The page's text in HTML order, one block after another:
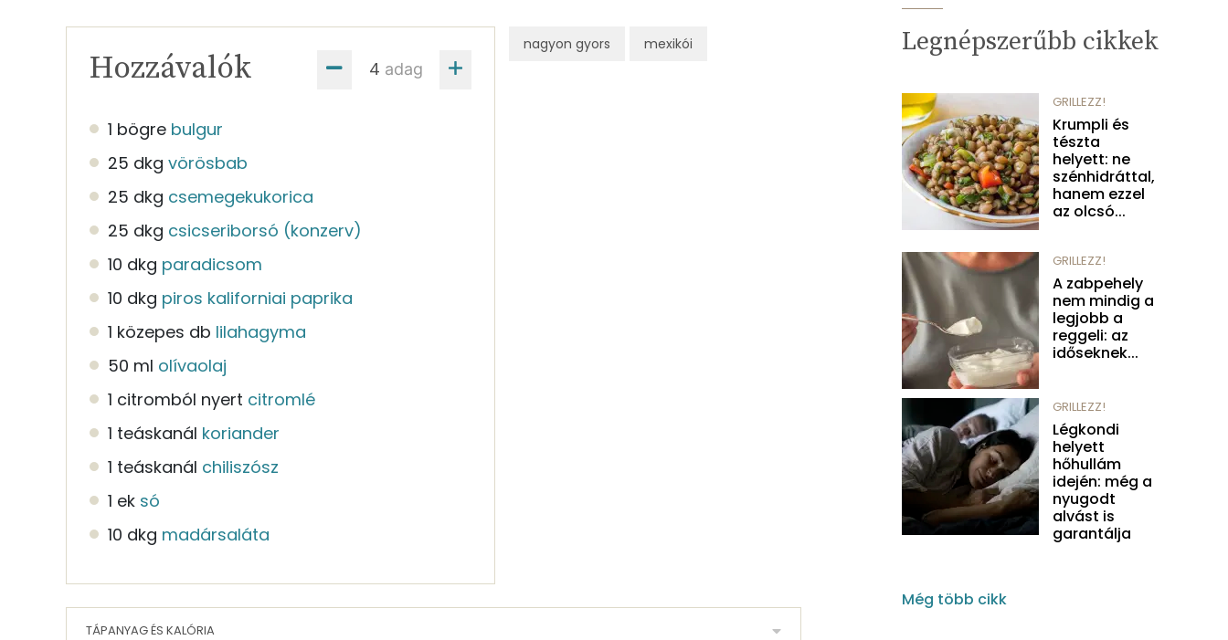
adag
Hozzávalók
1 bögre bulgur
25 dkg vörösbab
25 dkg csemegekukorica
25 dkg csicseriborsó (konzerv)
10 dkg paradicsom
10 dkg piros kaliforniai paprika
1 közepes db lilahagyma
50 ml olívaolaj
1 citromból nyert citromlé
1 teáskanál koriander
1 teáskanál chiliszósz
1 ek só
10 dkg madársaláta
nagyon gyors mexikói
TÁPANYAG ÉS KALÓRIA
Legnépszerűbb cikkek
GRILLEZZ!
Krumpli és
tészta
helyett: ne
szénhidráttal,
hanem ezzel
az olcsó...
GRILLEZZ!
A zabpehely
nem mindig a
legjobb a
reggeli: az
időseknek...
GRILLEZZ!
Légkondi
helyett
hőhullám
idején: még a
nyugodt
alvást is
garantálja
Még több cikk